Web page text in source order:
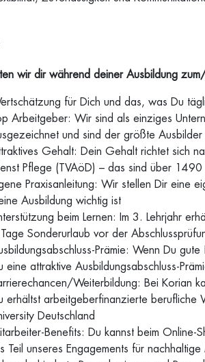
wir dir während deiner Ausbildung
für Dich und das, was Du
Arbeitgeber: Wir sind als einziges
und sind der größte
Gehalt: Dein Gehalt richtet sich
Pflege (TVAöD) – das sind über 1490
Praxisanleitung: Wir stellen Dir eine
Ausbildung wichtig ist
beim Lernen: Im 3. Lehrjahr
Sonderurlaub vor der
Prämie: Wenn Du
eine attraktive Ausbildungsabschluss-
Weiterbildung: Bei Korian
erhältst arbeitgeberfinanzierte
Deutschland
Benefits: Du kannst beim
Teil unseres Engagements für